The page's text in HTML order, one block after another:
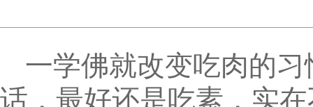
一学佛就改变吃肉的
话，最好还是吃素，实